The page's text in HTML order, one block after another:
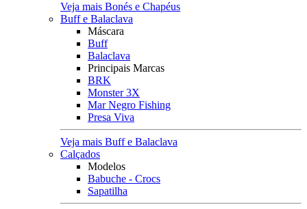
Veja mais Bonés e Chapéus
Buff e Balaclava
Máscara
Buff
Balaclava
Principais Marcas
BRK
Monster 3X
Mar Negro Fishing
Presa Viva
Veja mais Buff e Balaclava
Calçados
Modelos
Babuche - Crocs
Sapatilha